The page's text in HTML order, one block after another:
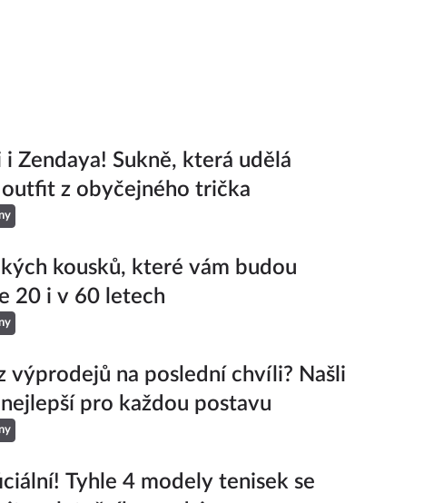
i Zendaya! Sukně, která udělá
z obyčejného trička
kousků, které vám budou
20 i v 60 letech
výprodejů na poslední chvíli? Našli
pro každou postavu
Tyhle 4 modely tenisek se